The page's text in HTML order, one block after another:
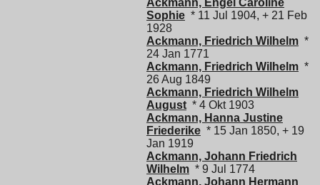
Ackmann, Engel Caroline
Sophie * 11 Jul 1904, + 21 Feb
1928
Ackmann, Friedrich Wilhelm *
24 Jan 1771
Ackmann, Friedrich Wilhelm *
26 Aug 1849
Ackmann, Friedrich Wilhelm
August * 4 Okt 1903
Ackmann, Hanna Justine
Friederike * 15 Jan 1850, + 19
Jan 1919
Ackmann, Johann Friedrich
Wilhelm * 9 Jul 1774
Ackmann, Johann Hermann